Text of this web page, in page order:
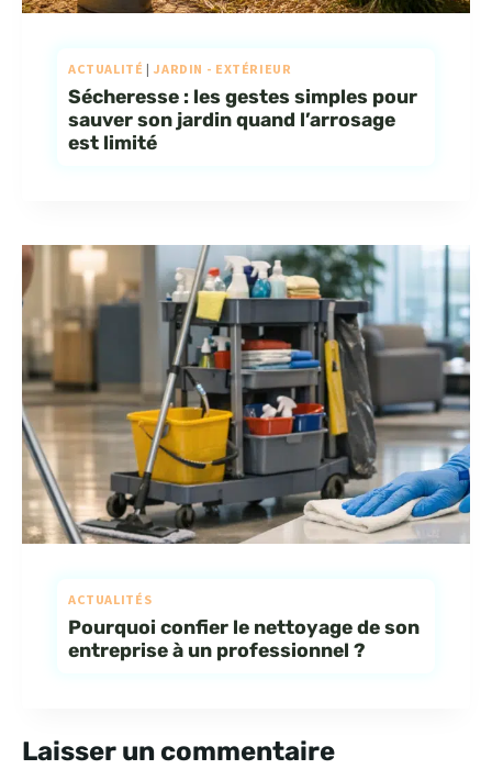
ACTUALITÉ | JARDIN - EXTÉRIEUR
Sécheresse : les gestes simples pour
sauver son jardin quand l’arrosage
est limité
ACTUALITÉS
Pourquoi confier le nettoyage de son
entreprise à un professionnel ?
Laisser un commentaire